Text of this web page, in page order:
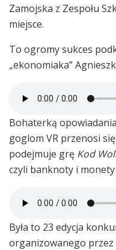
Zamojska z Zespołu
miejsce.
To ogromy sukces
„ekonomiaka”
Bohaterką
goglom VR przenosi
podejmuje grę Kod
czyli banknoty i
Była to 23 edycja
organizowanego przez